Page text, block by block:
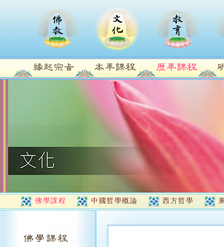
佛學課程 中國哲學概論 西方哲學